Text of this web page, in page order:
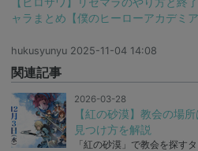
ャラまとめ【僕のヒーローアカデミア
hukusyunyu 2025-11-04 14:08
関連記事
2026-03-28
【紅の砂漠】教会の場
見つけ方を解説
「紅の砂漠」で教会を探す